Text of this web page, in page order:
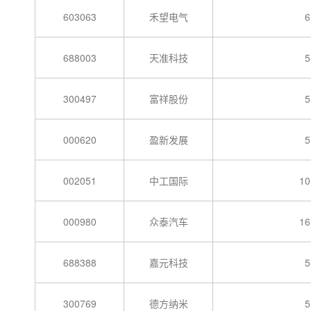
603063 禾望电气 6
688003 天准科技 5
300497 富祥股份 5
000620 盈新发展 5
002051 中工国际 10
000980 众泰汽车 16
688388 嘉元科技 5
300769 德方纳米 5